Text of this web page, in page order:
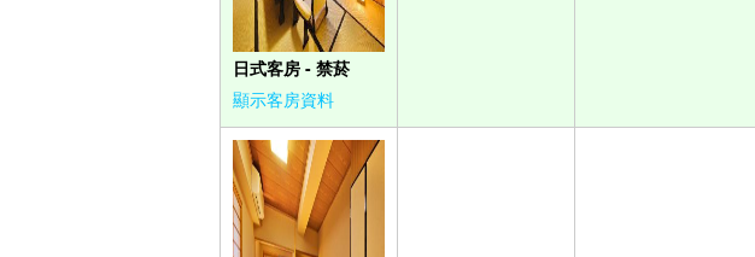
日式客房 - 禁菸
顯示客房資料